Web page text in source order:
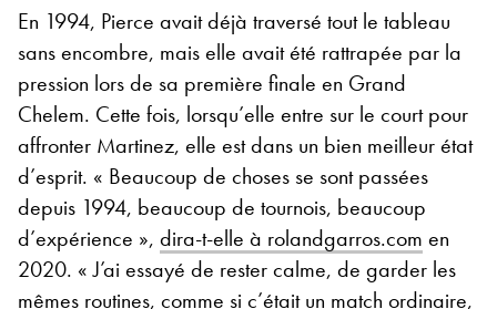
En 1994, Pierce avait déjà traversé tout le tableau
sans encombre, mais elle avait été rattrapée par la
pression lors de sa première finale en Grand
Chelem. Cette fois, lorsqu’elle entre sur le court pour
affronter Martinez, elle est dans un bien meilleur état
d’esprit. « Beaucoup de choses se sont passées
depuis 1994, beaucoup de tournois, beaucoup
d’expérience », dira-t-elle à rolandgarros.com en
2020. « J’ai essayé de rester calme, de garder les
mêmes routines, comme si c’était un match ordinaire,